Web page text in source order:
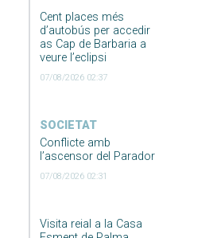
Cent places més
d’autobús per accedir
as Cap de Barbaria a
veure l’eclipsi
07/08/2026 02:37
SOCIETAT
Conflicte amb
l’ascensor del Parador
07/08/2026 02:31
Visita reial a la Casa